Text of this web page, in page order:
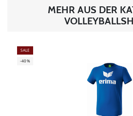
MEHR AUS DER
SALE
-40%